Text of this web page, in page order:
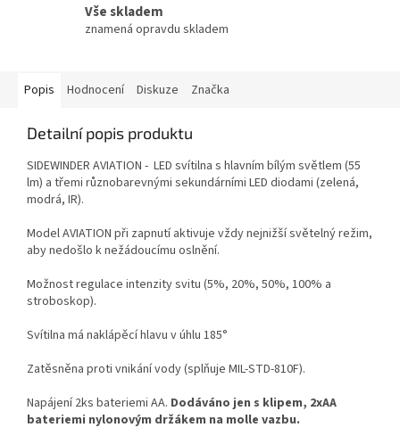
Vše skladem
znamená opravdu skladem
Popis Hodnocení Diskuze Značka
Detailní popis produktu
SIDEWINDER AVIATION - LED svítilna s hlavním bílým světlem (55
lm) a třemi různobarevnými sekundárními LED diodami (zelená,
modrá, IR).
Model AVIATION při zapnutí aktivuje vždy nejnižší světelný režim,
aby nedošlo k nežádoucímu oslnění.
Možnost regulace intenzity svitu (5%, 20%, 50%, 100% a
stroboskop).
Svítilna má naklápěcí hlavu v úhlu 185°
Zatěsněna proti vnikání vody (splňuje MIL-STD-810F).
Napájení 2ks bateriemi AA. Dodáváno jen s klipem, 2xAA
bateriemi nylonovým držákem na molle vazbu.